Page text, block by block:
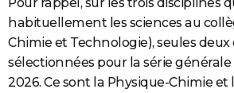
Dictionnaire
Biographies
Citations
Expressions
Proverbes
PROGRAMME TV
COPAINS D'AVANT
S'inscrire
Se connecter
Lycées
Collèges
Primaires
Universités
Entreprises
Service militaire
Avis de recherche
habituellement les sciences au
Chimie et Technologie), seules
sélectionnées pour la série générale
2026. Ce sont la Physique-Chimie et